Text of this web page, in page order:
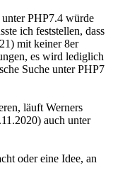
PHP7.4 würde
ich feststellen, dass
mit keiner 8er
es wird lediglich
Suche unter PHP7
läuft Werners
auch unter
oder eine Idee, an